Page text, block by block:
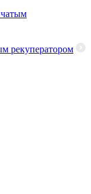
рекуператором